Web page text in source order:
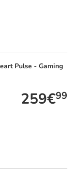
Pulse - Gaming
259€99